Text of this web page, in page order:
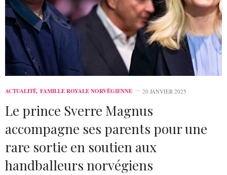
ACTUALITÉ, FAMILLE ROYALE NORVÉGIENNE 20 JANVIER 2025
Le prince Sverre Magnus
accompagne ses parents pour une
rare sortie en soutien aux
handballeurs norvégiens